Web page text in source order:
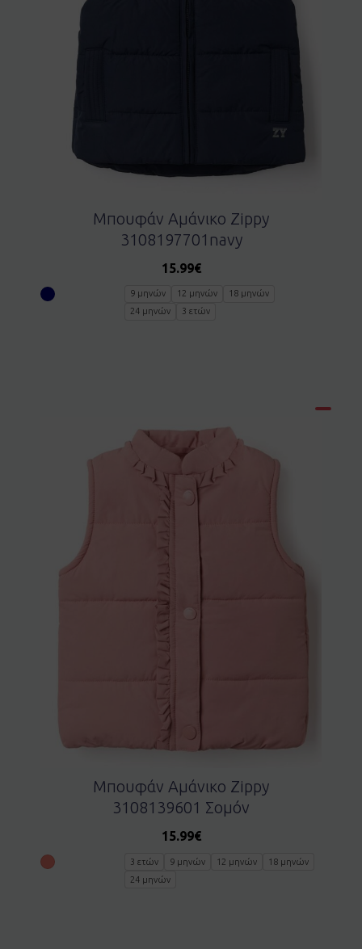
Μπουφάν Αμάνικο Zippy
3108197701navy
15.99€
9 μηνών 12 μηνών
18 μηνών
24 μηνών
3 ετών
Μπουφάν Αμάνικο Zippy
3108139601 Σομόν
15.99€
3 ετών 9 μηνών 12 μηνών
18 μηνών
24 μηνών